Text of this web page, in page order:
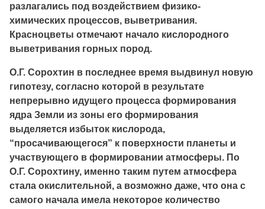
разлагались под воздействием физико-
химических процессов, выветривания.
Красноцветы отмечают начало кислородного
выветривания горных пород.
О.Г. Сорохтин в последнее время выдвинул новую
гипотезу, согласно которой в результате
непрерывно идущего процесса формирования
ядра Земли из зоны его формирования
выделяется избыток кислорода,
“просачивающегося” к поверхности планеты и
участвующего в формировании атмосферы. По
О.Г. Сорохтину, именно таким путем атмосфера
стала окислительной, а возможно даже, что она с
самого начала имела некоторое количество